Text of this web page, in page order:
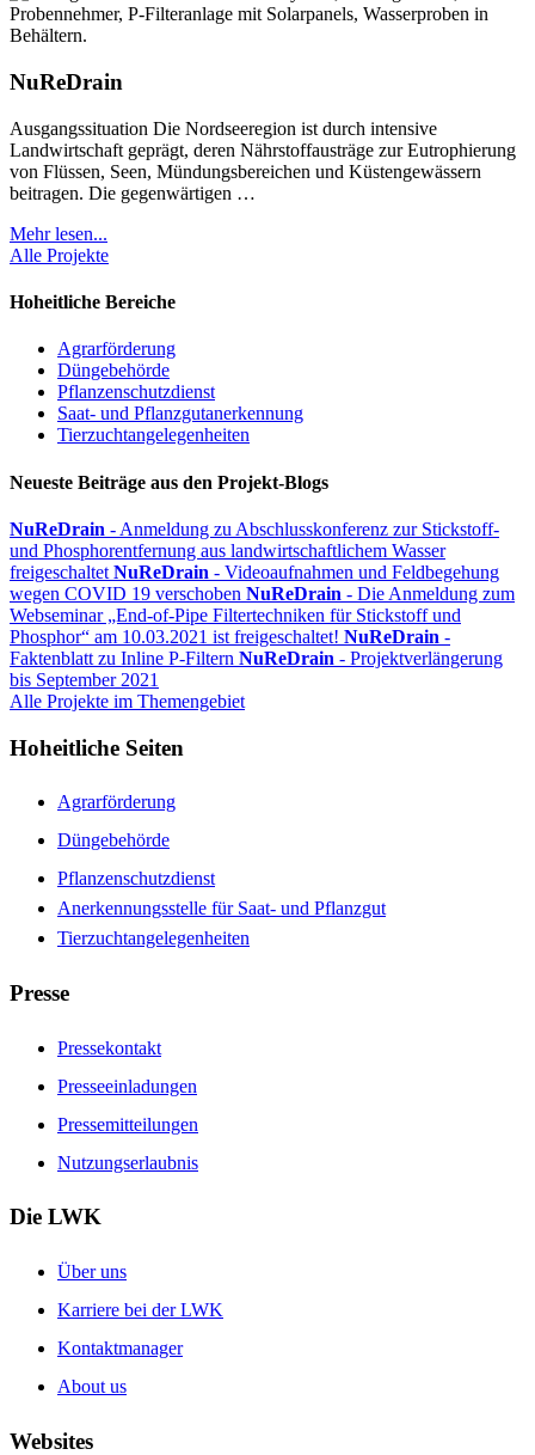
NuReDrain
Ausgangssituation Die Nordseeregion ist durch intensive
Landwirtschaft geprägt, deren Nährstoffausträge zur Eutrophierung
von Flüssen, Seen, Mündungsbereichen und Küstengewässern
beitragen. Die gegenwärtigen …
Mehr lesen...
Alle Projekte
Hoheitliche Bereiche
Agrarförderung
Düngebehörde
Pflanzenschutzdienst
Saat- und Pflanzgutanerkennung
Tierzuchtangelegenheiten
Neueste Beiträge aus den Projekt-Blogs
NuReDrain - Anmeldung zu Abschlusskonferenz zur Stickstoff-
und Phosphorentfernung aus landwirtschaftlichem Wasser
freigeschaltet NuReDrain - Videoaufnahmen und Feldbegehung
wegen COVID 19 verschoben NuReDrain - Die Anmeldung zum
Webseminar „End-of-Pipe Filtertechniken für Stickstoff und
Phosphor“ am 10.03.2021 ist freigeschaltet! NuReDrain -
Faktenblatt zu Inline P-Filtern NuReDrain - Projektverlängerung
bis September 2021
Alle Projekte im Themengebiet
Hoheitliche Seiten
Agrarförderung
Düngebehörde
Pflanzenschutzdienst
Anerkennungsstelle für Saat- und Pflanzgut
Tierzuchtangelegenheiten
Presse
Pressekontakt
Presseeinladungen
Pressemitteilungen
Nutzungserlaubnis
Die LWK
Über uns
Karriere bei der LWK
Kontaktmanager
About us
Websites